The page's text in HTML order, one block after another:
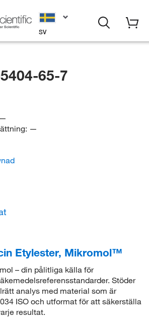
SV
65-7
—
—
Etylester, Mikromol™
– din pålitliga källa för
Stöder
analys med material som är
ISO och utformat för att säkerställa
resultat.